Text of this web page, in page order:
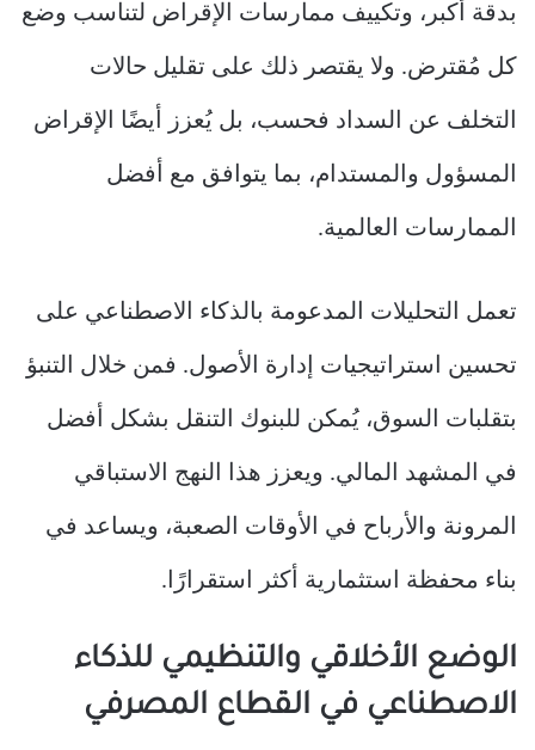
بدقة أكبر، وتكييف ممارسات الإقراض لتناسب وضع
كل مُقترض. ولا يقتصر ذلك على تقليل حالات
التخلف عن السداد فحسب، بل يُعزز أيضًا الإقراض
المسؤول والمستدام، بما يتوافق مع أفضل
الممارسات العالمية.
تعمل التحليلات المدعومة بالذكاء الاصطناعي على
تحسين استراتيجيات إدارة الأصول. فمن خلال التنبؤ
بتقلبات السوق، يُمكن للبنوك التنقل بشكل أفضل
في المشهد المالي. ويعزز هذا النهج الاستباقي
المرونة والأرباح في الأوقات الصعبة، ويساعد في
بناء محفظة استثمارية أكثر استقرارًا.
الوضع الأخلاقي والتنظيمي للذكاء
الاصطناعي في القطاع المصرفي